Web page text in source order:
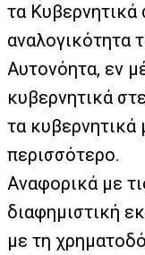
τα Κυβερνητικά
αναλογικότητα
Αυτονόητα, εν
κυβερνητικά
τα κυβερνητικά
περισσότερο.
Αναφορικά με
διαφημιστική
με τη